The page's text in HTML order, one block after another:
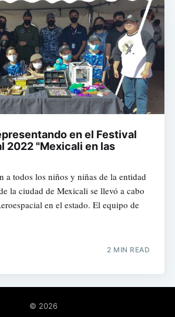
en el Festival
2022 "Mexicali en las
a todos los niños y niñas de la entidad
la ciudad de Mexicali se llevó a cabo
en el estado. El equipo de
2 MIN READ
© 2026